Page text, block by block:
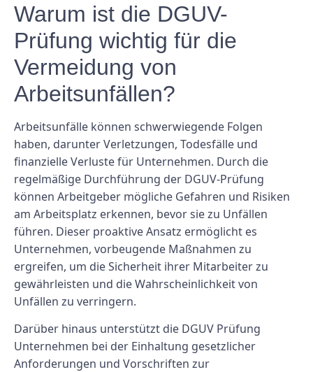
Warum ist die DGUV-
Prüfung wichtig für die
Vermeidung von
Arbeitsunfällen?
Arbeitsunfälle können schwerwiegende Folgen
haben, darunter Verletzungen, Todesfälle und
finanzielle Verluste für Unternehmen. Durch die
regelmäßige Durchführung der DGUV-Prüfung
können Arbeitgeber mögliche Gefahren und Risiken
am Arbeitsplatz erkennen, bevor sie zu Unfällen
führen. Dieser proaktive Ansatz ermöglicht es
Unternehmen, vorbeugende Maßnahmen zu
ergreifen, um die Sicherheit ihrer Mitarbeiter zu
gewährleisten und die Wahrscheinlichkeit von
Unfällen zu verringern.
Darüber hinaus unterstützt die DGUV Prüfung
Unternehmen bei der Einhaltung gesetzlicher
Anforderungen und Vorschriften zur